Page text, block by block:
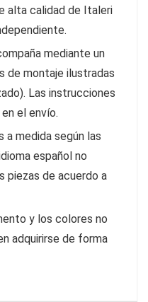
alta calidad de Italeri
mediante un
de montaje ilustradas
Las instrucciones
el envío.
a medida según las
español no
piezas de acuerdo a
y los colores no
adquirirse de forma